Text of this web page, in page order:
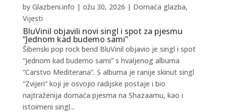
BluVinil objavili novi singl i spot za pjesmu
“Jednom kad budemo sami”
by Glazbeni.info | ožu 30, 2026 | Domaća glazba,
Vijesti
Šibenski pop rock bend BluVinil objavio je singl i spot
“Jednom kad budemo sami” s hvaljenog albuma
“Carstvo Mediterana”. S albuma je ranije skinut singl
“Zvijeri” koji je osvojio radijske postaje i bio
najtraženija domaća pjesma na Shazaamu, kao i
istoimeni singl...